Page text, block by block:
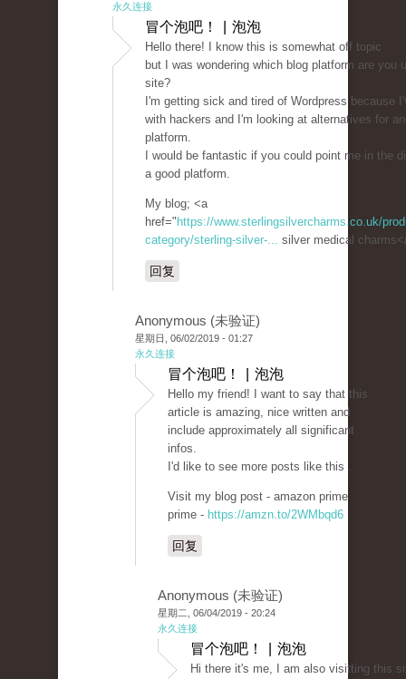
永久连接
冒个泡吧！ | 泡泡
Hello there! I know this is somewhat off topic
but I was wondering which blog platform are you
site?
I'm getting sick and tired of Wordpress because
with hackers and I'm looking at alternatives for
platform.
I would be fantastic if you could point me in the
a good platform.
My blog; <a
href=" https://www.sterlingsilvercharms.co.uk/
category/sterling-silver-... silver medical
回复
Anonymous (未验证)
星期日, 06/02/2019 - 01:27
永久连接
冒个泡吧！ | 泡泡
Hello my friend! I want to say that this
article is amazing, nice written and
include approximately all significant
infos.
I'd like to see more posts like this .
Visit my blog post - amazon prime
prime - https://amzn.to/2WMbqd6
回复
Anonymous (未验证)
星期二, 06/04/2019 - 20:24
永久连接
冒个泡吧！ | 泡泡
Hi there it's me, I am also visitting this